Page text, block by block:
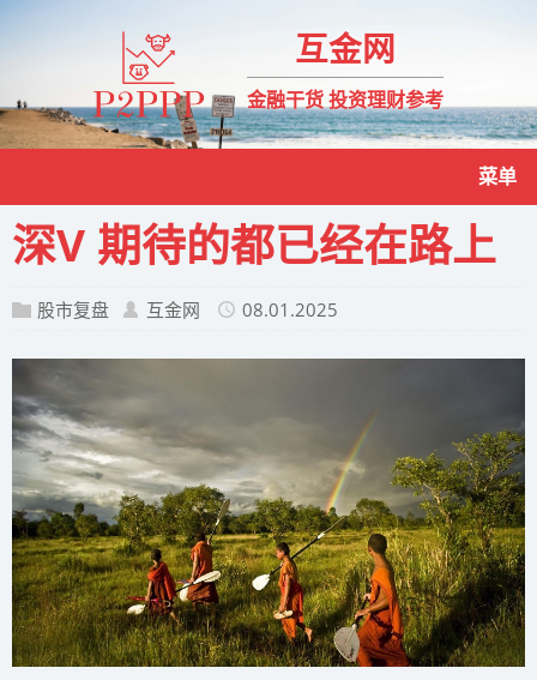
互金网
金融干货 投资理财参考
菜单
深V 期待的都已经在路上
股市复盘 互金网 08.01.2025